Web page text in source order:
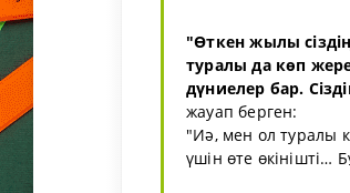
"Өткен жылы
туралы да көп
дүниелер бар.
жауап берген:
"Иә, мен ол туралы
үшін өте өкінішті…